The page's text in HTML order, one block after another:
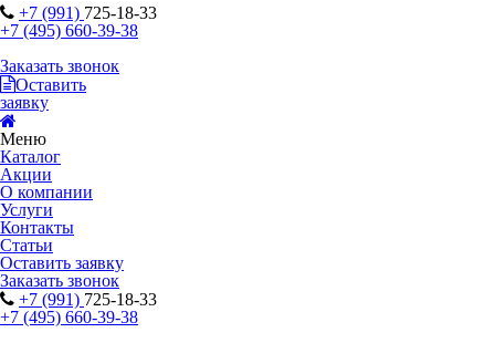
+7 (991) 725-18-33
+7 (495) 660-39-38
Заказать звонок
Оставить
заявку
Меню
Каталог
Акции
О компании
Услуги
Контакты
Статьи
Оставить заявку
Заказать звонок
+7 (991) 725-18-33
+7 (495) 660-39-38